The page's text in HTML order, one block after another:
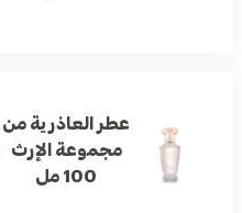
عطر العاذرية من
مجموعة الإرث
100 مل